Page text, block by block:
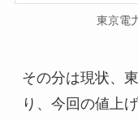
東京電
その分は現状、
り、今回の値上